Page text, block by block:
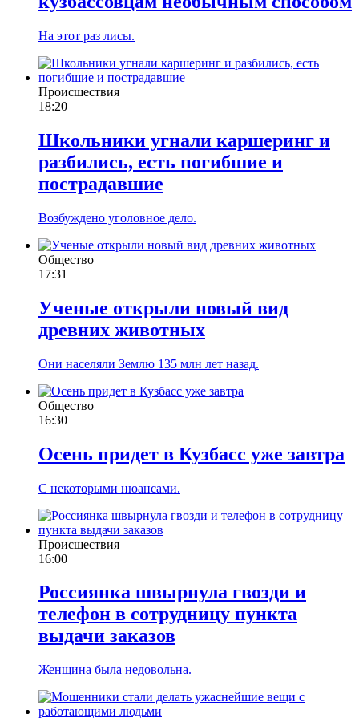
На этот раз лисы.
Происшествия
18:20
Школьники угнали каршеринг и
разбились, есть погибшие и
пострадавшие
Возбуждено уголовное дело.
Общество
17:31
Ученые открыли новый вид
древних животных
Они населяли Землю 135 млн лет назад.
Общество
16:30
Осень придет в Кузбасс уже завтра
С некоторыми нюансами.
Происшествия
16:00
Россиянка швырнула гвозди и
телефон в сотрудницу пункта
выдачи заказов
Женщина была недовольна.